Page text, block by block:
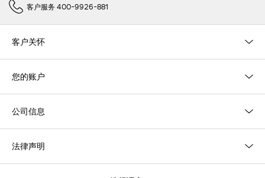
客户服务 400-9926-881
客户关怀
您的账户
公司信息
法律声明